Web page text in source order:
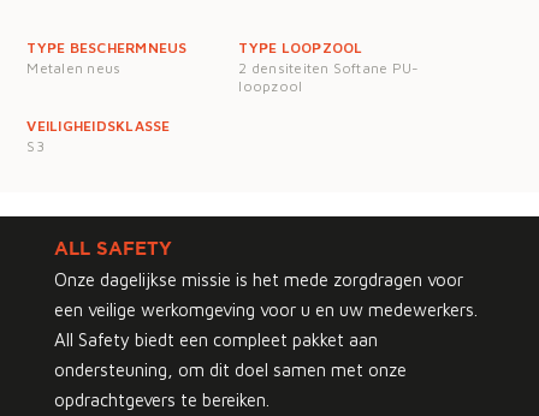
TYPE BESCHERMNEUS
Metalen neus
TYPE LOOPZOOL
2 densiteiten Softane PU-
loopzool
VEILIGHEIDSKLASSE
S3
ALL SAFETY
Onze dagelijkse missie is het mede zorgdragen voor
een veilige werkomgeving voor u en uw medewerkers.
All Safety biedt een compleet pakket aan
ondersteuning, om dit doel samen met onze
opdrachtgevers te bereiken.